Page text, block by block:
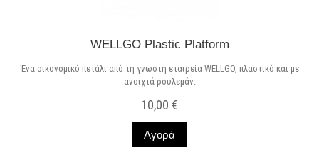
WELLGO Plastic Platform
Ένα οικονομικό πετάλι από τη γνωστή εταιρεία WELLGO, πλαστικό και με
ανοιχτά ρουλεμάν.
10,00 €
Αγορά